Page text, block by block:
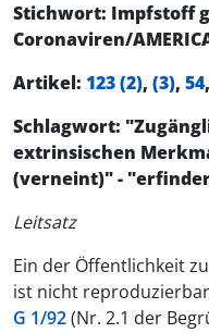
Stichwort: Impfstoff
Coronaviren/
Artikel: 123 (2), (3), 54,
Schlagwort:
extrinsischen
(verneint)" -
Leitsatz
Ein der Öffentlichkeit
ist nicht
G 1/92(Nr. 2.1 der